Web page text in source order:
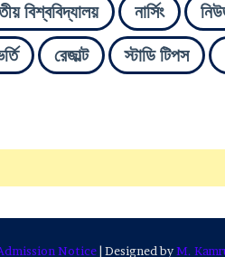
বিশ্ববিদ্যালয় নার্সিং
রেজাল্ট স্টাডি টিপস
Notice| Designed byM.